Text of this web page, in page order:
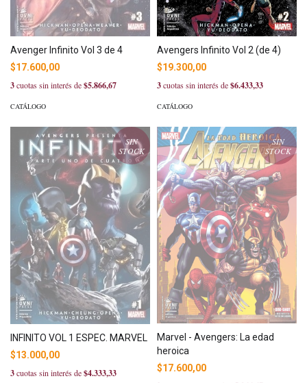
Avenger Infinito Vol 3 de 4
$17.600,00
3cuotas sin interés de$5.866,67
CATÁLOGO
Avengers Infinito Vol 2 (de 4)
$19.300,00
3cuotas sin interés de$6.433,33
CATÁLOGO
SIN
STOCK
INFINITO VOL 1 ESPEC. MARVEL
$13.000,00
3cuotas sin interés de$4.333,33
SIN
STOCK
Marvel - Avengers: La edad
heroica
$17.600,00